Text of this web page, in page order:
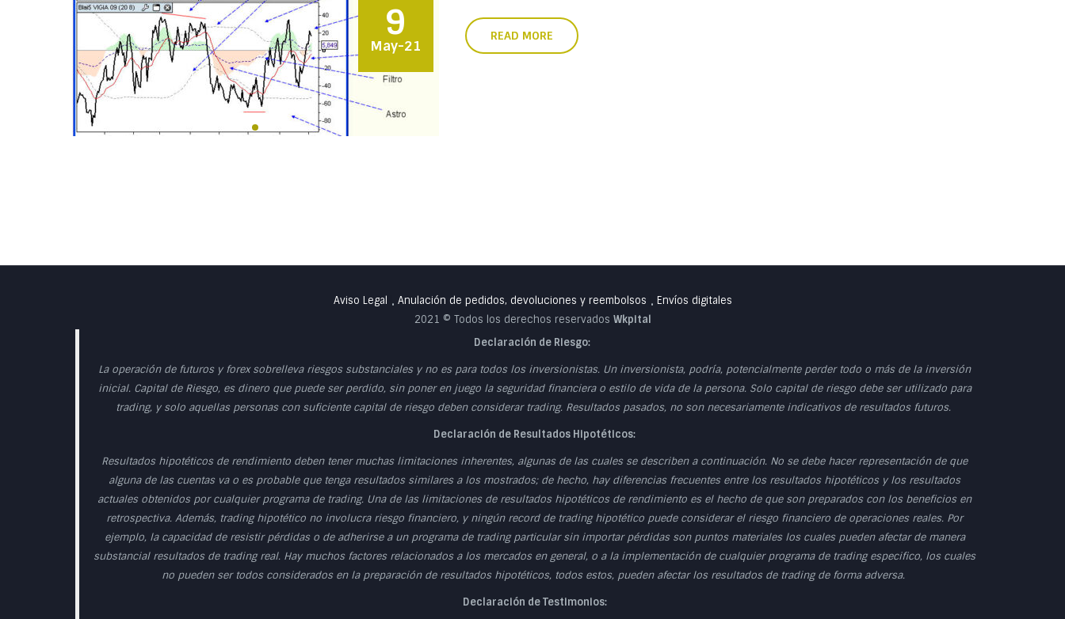
9
May-21
READ MORE
Aviso Legal • Anulación de pedidos, devoluciones y reembolsos • Envíos digitales
2021 © Todos los derechos reservados Wkpital
Declaración de Riesgo:
La operación de futuros y forex sobrelleva riesgos substanciales y no es para todos los inversionistas. Un inversionista, podría, potencialmente perder todo o más de la inversión
inicial. Capital de Riesgo, es dinero que puede ser perdido, sin poner en juego la seguridad financiera o estilo de vida de la persona. Solo capital de riesgo debe ser utilizado para
trading, y solo aquellas personas con suficiente capital de riesgo deben considerar trading. Resultados pasados, no son necesariamente indicativos de resultados futuros.
Declaración de Resultados Hipotéticos:
Resultados hipotéticos de rendimiento deben tener muchas limitaciones inherentes, algunas de las cuales se describen a continuación. No se debe hacer representación de que
alguna de las cuentas va o es probable que tenga resultados similares a los mostrados; de hecho, hay diferencias frecuentes entre los resultados hipotéticos y los resultados
actuales obtenidos por cualquier programa de trading. Una de las limitaciones de resultados hipotéticos de rendimiento es el hecho de que son preparados con los beneficios en
retrospectiva. Además, trading hipotético no involucra riesgo financiero, y ningún record de trading hipotético puede considerar el riesgo financiero de operaciones reales. Por
ejemplo, la capacidad de resistir pérdidas o de adherirse a un programa de trading particular sin importar pérdidas son puntos materiales los cuales pueden afectar de manera
substancial resultados de trading real. Hay muchos factores relacionados a los mercados en general, o a la implementación de cualquier programa de trading especifico, los cuales
no pueden ser todos considerados en la preparación de resultados hipotéticos, todos estos, pueden afectar los resultados de trading de forma adversa.
Declaración de Testimonios: